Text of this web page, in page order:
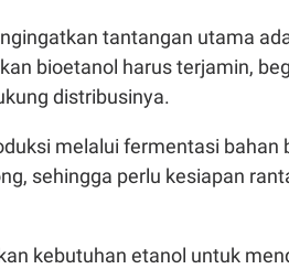
tantangan utama
bioetanol harus terjamin,
distribusinya.
melalui fermentasi bahan
sehingga perlu kesiapan
kebutuhan etanol untuk